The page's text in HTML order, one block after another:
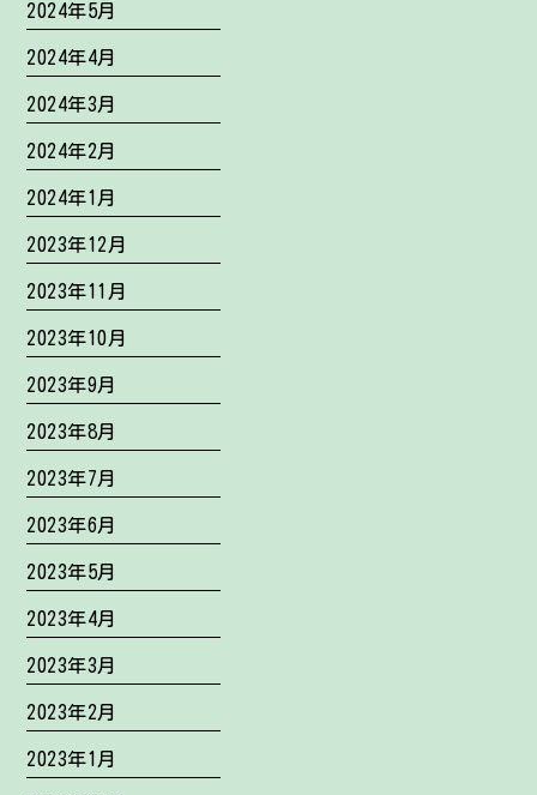
2024年5月
2024年4月
2024年3月
2024年2月
2024年1月
2023年12月
2023年11月
2023年10月
2023年9月
2023年8月
2023年7月
2023年6月
2023年5月
2023年4月
2023年3月
2023年2月
2023年1月